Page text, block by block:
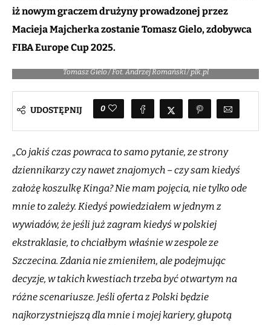
iż nowym graczem drużyny prowadzonej przez
Macieja Majcherka zostanie Tomasz Gielo, zdobywca
FIBA Europe Cup 2025.
Tomasz Gielo / Fot. Andrzej Romański / plk.pl
UDOSTĘPNIJ 0
„Co jakiś czas powraca to samo pytanie, ze strony
dziennikarzy czy nawet znajomych – czy sam kiedyś
założę koszulkę Kinga? Nie mam pojęcia, nie tylko ode
mnie to zależy. Kiedyś powiedziałem w jednym z
wywiadów, że jeśli już zagram kiedyś w polskiej
ekstraklasie, to chciałbym właśnie w zespole ze
Szczecina. Zdania nie zmieniłem, ale podejmując
decyzje, w takich kwestiach trzeba być otwartym na
różne scenariusze. Jeśli oferta z Polski będzie
najkorzystniejszą dla mnie i mojej kariery, głupotą